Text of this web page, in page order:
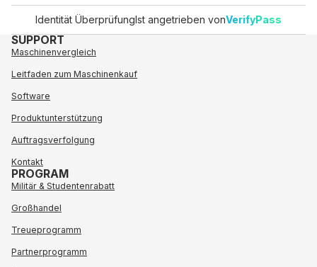
Identität ÜberprüfungIst angetrieben vonVerifyPass
SUPPORT
Maschinenvergleich
Leitfaden zum Maschinenkauf
Software
Produktunterstützung
Auftragsverfolgung
Kontakt
PROGRAM
Militär & Studentenrabatt
Großhandel
Treueprogramm
Partnerprogramm